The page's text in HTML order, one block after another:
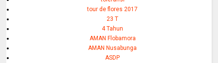
tour de flores 2017
23 T
4 Tahun
AMAN Flobamora
AMAN Nusabunga
ASDP